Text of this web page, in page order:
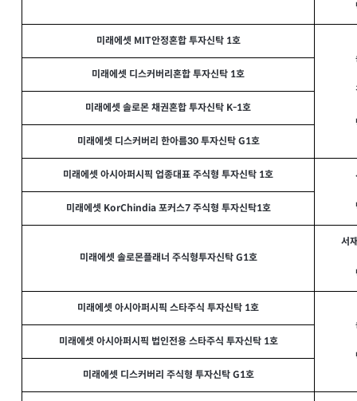
미래에셋 MIT안정혼합 투자신탁 1호
미래에셋 디스커버리혼합 투자신탁 1호
미래에셋 솔로몬 채권혼합 투자신탁 K-1호
미래에셋 디스커버리 한아름30 투자신탁 G1호
미래에셋 아시아퍼시픽 업종대표 주식형 투자신탁 1호
미래에셋 KorChindia 포커스7 주식형 투자신탁1호
미래에셋 솔로몬플래너 주식형투자신탁 G1호
서
미래에셋 아시아퍼시픽 스타주식 투자신탁 1호
미래에셋 아시아퍼시픽 법인전용 스타주식 투자신탁 1호
미래에셋 디스커버리 주식형 투자신탁 G1호